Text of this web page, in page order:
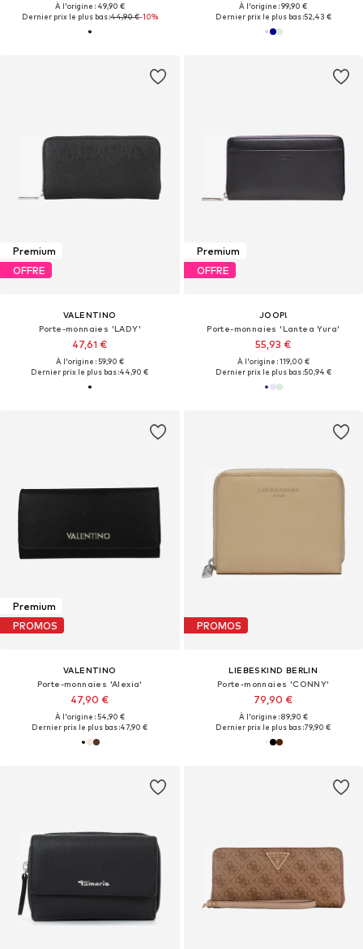
À l'origine : 49,90 €
Dernier prix le plus bas :44,90 €-10%
À l'origine : 99,90 €
Dernier prix le plus bas :52,43 €
Premium
OFFRE
VALENTINO
Porte-monnaies 'LADY'
47,61 €
À l'origine : 59,90 €
Dernier prix le plus bas :44,90 €
Premium
OFFRE
JOOP!
Porte-monnaies 'Lantea Yura'
55,93 €
À l'origine : 119,00 €
Dernier prix le plus bas :50,94 €
Premium
PROMOS
VALENTINO
Porte-monnaies 'Alexia'
47,90 €
À l'origine : 54,90 €
Dernier prix le plus bas :47,90 €
PROMOS
LIEBESKIND BERLIN
Porte-monnaies 'CONNY'
79,90 €
À l'origine : 89,90 €
Dernier prix le plus bas :79,90 €